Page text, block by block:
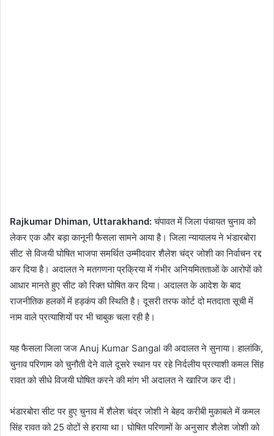
Rajkumar Dhiman, Uttarakhand:चंपावत में जिला पंचायत चुनाव को
लेकर एक और बड़ा कानूनी फैसला सामने आया है। जिला न्यायालय ने भंडारबोरा
सीट से विजयी घोषित भाजपा समर्थित उम्मीदवार शैलेश चंद्र जोशी का निर्वाचन रद्द
कर दिया है। अदालत ने मतगणना प्रक्रिया में गंभीर अनियमितताओं के आरोपों को
आधार मानते हुए सीट को रिक्त घोषित कर दिया। अदालत के आदेश के बाद
राजनीतिक हलकों में हड़कंप की स्थिति है। दूसरी तरफ कोर्ट दो मतदाता सूची में
नाम वाले प्रत्याशियों पर भी चाबुक चला रही है।
यह फैसला जिला जज Anuj Kumar Sangal की अदालत ने सुनाया। हालांकि,
चुनाव परिणाम को चुनौती देने वाले दूसरे स्थान पर रहे निर्दलीय प्रत्याशी कमल सिंह
रावत को सीधे विजयी घोषित करने की मांग भी अदालत ने खारिज कर दी।
भंडारबोरा सीट पर हुए चुनाव में शैलेश चंद्र जोशी ने बेहद करीबी मुकाबले में कमल
सिंह रावत को 25 वोटों से हराया था। घोषित परिणामों के अनुसार शैलेश जोशी को